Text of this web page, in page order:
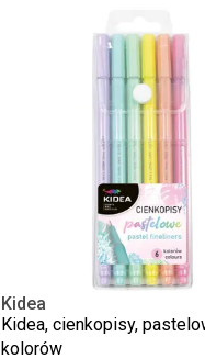
Kidea
Kidea, cienkopisy,
kolorów